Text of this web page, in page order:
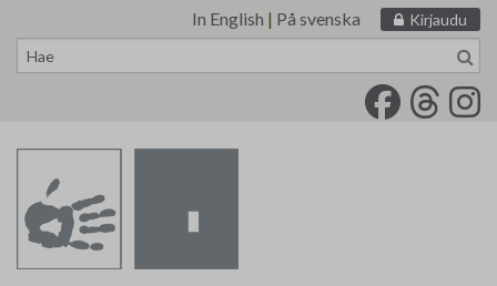
In English | På svenska Kirjaudu